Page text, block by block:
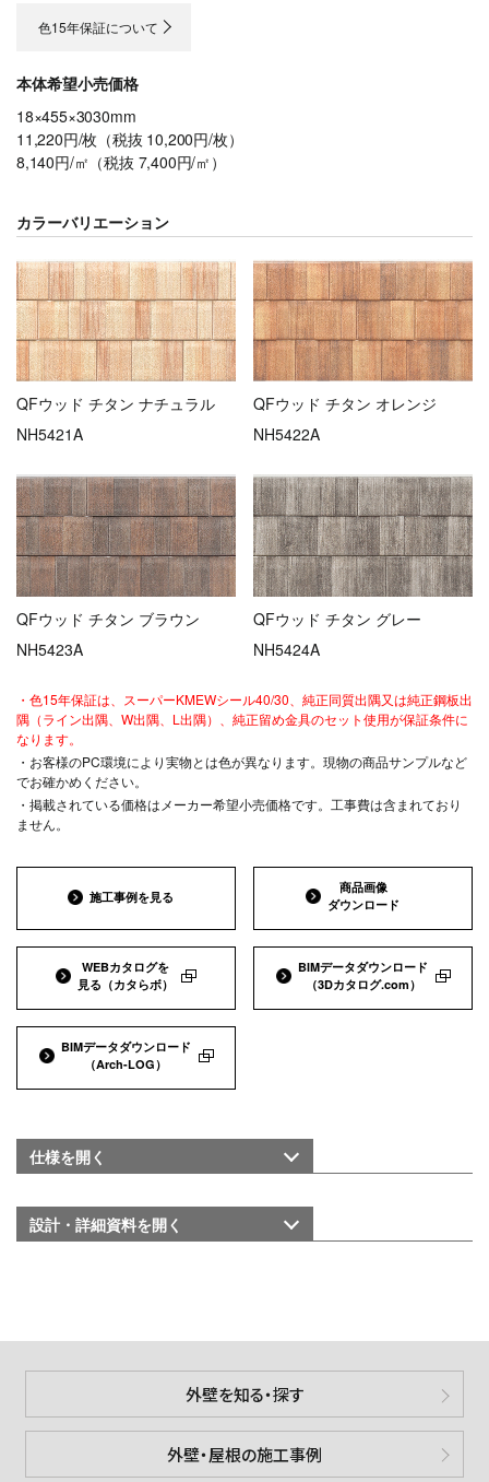
色15年保証について
本体希望小売価格
18×455×3030mm
11,220円/枚（税抜 10,200円/枚）
8,140円/㎡（税抜 7,400円/㎡）
カラーバリエーション
QFウッド チタン ナチュラル
NH5421A
QFウッド チタン オレンジ
NH5422A
QFウッド チタン ブラウン
NH5423A
QFウッド チタン グレー
NH5424A
・色15年保証は、スーパーKMEWシール40/30、純正同質出隅又は純正鋼板出
隅（ライン出隅、W出隅、L出隅）、純正留め金具のセット使用が保証条件に
なります。
・お客様のPC環境により実物とは色が異なります。現物の商品サンプルなど
でお確かめください。
・掲載されている価格はメーカー希望小売価格です。工事費は含まれており
ません。
施工事例を見る
商品画像
ダウンロード
WEBカタログを
見る （カタらボ）
BIMデータダウンロード
（3Dカタログ.com）
BIMデータダウンロード
（Arch-LOG）
仕様を開く
設計・詳細資料を開く
外壁を知る・探す
外壁・屋根の施工事例